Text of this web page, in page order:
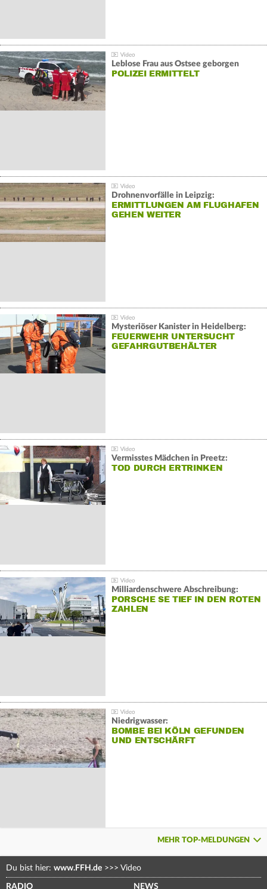
Leblose Frau aus Ostsee geborgen
POLIZEI ERMITTELT
Drohnenvorfälle in Leipzig:
ERMITTLUNGEN AM FLUGHAFEN
GEHEN WEITER
Mysteriöser Kanister in Heidelberg:
FEUERWEHR UNTERSUCHT
GEFAHRGUTBEHÄLTER
Vermisstes Mädchen in Preetz:
TOD DURCH ERTRINKEN
Milliardenschwere Abschreibung:
PORSCHE SE TIEF IN DEN ROTEN
ZAHLEN
Niedrigwasser:
BOMBE BEI KÖLN GEFUNDEN
UND ENTSCHÄRFT
MEHR TOP-MELDUNGEN
Du bist hier: www.FFH.de >>> Video
RADIO NEWS